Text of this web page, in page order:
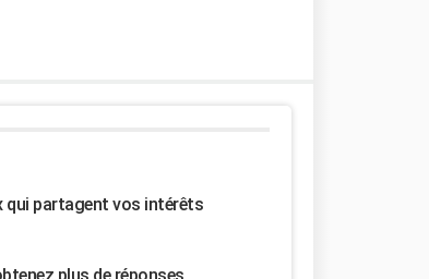
qui partagent vos intérêts